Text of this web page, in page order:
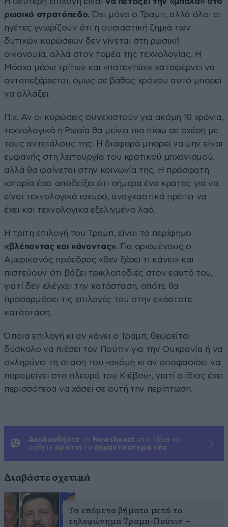
ρωσικό στρατόπεδο. Όχι μόνο ο Τραμπ, αλλά όλοι οι
ηγέτες γνωρίζουν ότι η ουσιαστική ζημιά των
δυτικών κυρώσεων δεν γίνεται στη ρωσική
οικονομία, αλλά στον τομέα της τεχνολογίας. Η
Μόσχα μέσω τρίτων και «πατεντών» καταφέρνει να
ανταπεξέρχεται, όμως σε βάθος χρόνου αυτό μπορεί
να αλλάξει.
Π.χ. Αν οι κυρώσεις συνεχιστούν για ακόμη 10 χρόνια,
τεχνολογικά η Ρωσία θα μείνει πιο πίσω σε σχέση με
τους αντιπάλους της. Η διαφορά μπορεί να μην είναι
εμφανής στη λειτουργία του κρατικού μηχανισμού,
αλλά θα φαίνεται στην κοινωνία της. Η πρόσφατη
ιστορία έχει αποδείξει ότι σήμερα ένα κράτος για να
είναι τεχνολογικά ισχυρό, αναγκαστικά πρέπει να
έχει και τεχνολογικά εξελιγμένο λαό.
Η τρίτη επιλογή του Τραμπ, είναι το περίφημο
«βλέποντας και κάνοντας». Για ορισμένους ο
Αμερικανός πρόεδρος «δεν ξέρει τι κάνει» και
πιστεύουν ότι βάζει τρικλοποδιές στον εαυτό του,
γιατί δεν ελέγχει την κατάσταση, οπότε θα
προσαρμόσει τις επιλογές του στην εκάστοτε
κατάσταση.
Όποια επιλογή κι αν κάνει ο Τραμπ, θεωρείται
δύσκολο να πιέσει τον Πούτιν για την Ουκρανία ή να
σκληρύνει τη στάση του -ακόμη κι αν αποφασίσει να
παραμείνει στο πλευρό του Κιέβου-, γιατί ο ίδιος έχει
περισσότερα να χάσει σε αυτή την περίπτωση.
Ακολουθήστε το Newsbeast στο Viber και
μάθετε πρώτοι τα σημαντικότερα νέα
Διαβάστε σχετικά
Τα επόμενα βήματα μετά το
τηλεφώνημα Τραμπ-Πούτιν –